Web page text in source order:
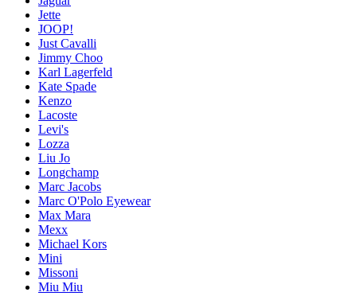
Jette
JOOP!
Just Cavalli
Jimmy Choo
Karl Lagerfeld
Kate Spade
Kenzo
Lacoste
Levi's
Lozza
Liu Jo
Longchamp
Marc Jacobs
Marc O'Polo Eyewear
Max Mara
Mexx
Michael Kors
Mini
Missoni
Miu Miu